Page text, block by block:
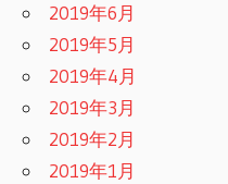
2019年6月
2019年5月
2019年4月
2019年3月
2019年2月
2019年1月